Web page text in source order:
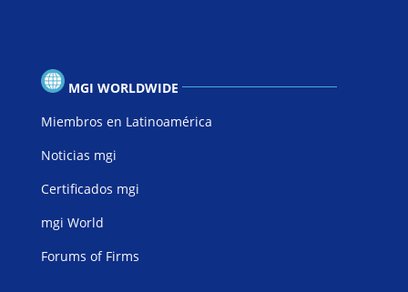
MGI WORLDWIDE
Miembros en Latinoamérica
Noticias mgi
Certificados mgi
mgi World
Forums of Firms